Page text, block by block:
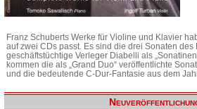
Franz Schuberts Werke für Violine und Klavier
auf zwei CDs passt. Es sind die drei Sonaten
geschäftstüchtige Verleger Diabelli als
kommen die als „Grand Duo“ veröffentlichte
und die bedeutende C-Dur-Fantasie aus dem